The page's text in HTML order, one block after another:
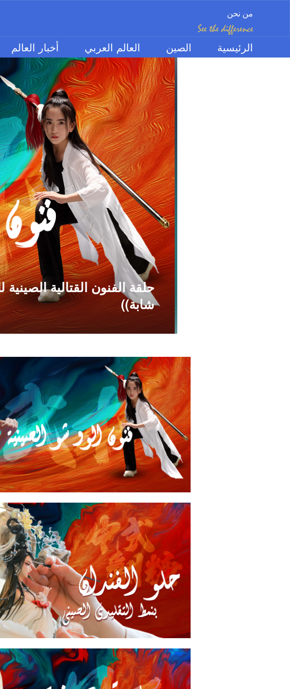
من نحن
الرئيسية الصين العالم العربي أخبار العالم
حلقة الفنون القتالية
شابة))